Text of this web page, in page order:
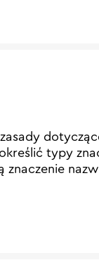
typy
znaczenie